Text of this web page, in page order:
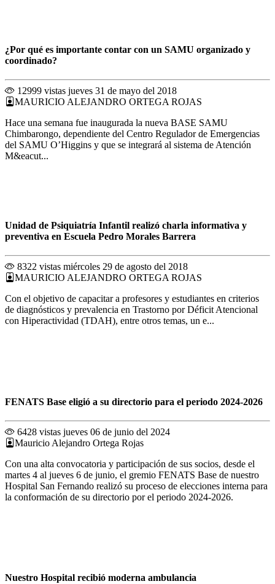
¿Por qué es importante contar con un SAMU organizado y
coordinado?
12999 vistas jueves 31 de mayo del 2018
MAURICIO ALEJANDRO ORTEGA ROJAS
Hace una semana fue inaugurada la nueva BASE SAMU
Chimbarongo, dependiente del Centro Regulador de Emergencias
del SAMU O’Higgins y que se integrará al sistema de Atención
M&eacut...
Unidad de Psiquiatría Infantil realizó charla informativa y
preventiva en Escuela Pedro Morales Barrera
8322 vistas miércoles 29 de agosto del 2018
MAURICIO ALEJANDRO ORTEGA ROJAS
Con el objetivo de capacitar a profesores y estudiantes en criterios
de diagnósticos y prevalencia en Trastorno por Déficit Atencional
con Hiperactividad (TDAH), entre otros temas, un e...
FENATS Base eligió a su directorio para el periodo 2024-2026
6428 vistas jueves 06 de junio del 2024
Mauricio Alejandro Ortega Rojas
Con una alta convocatoria y participación de sus socios, desde el
martes 4 al jueves 6 de junio, el gremio FENATS Base de nuestro
Hospital San Fernando realizó su proceso de elecciones interna para
la conformación de su directorio por el periodo 2024-2026.
Nuestro Hospital recibió moderna ambulancia